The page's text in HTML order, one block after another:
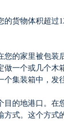
的货物体积超过
您的家里被包装
做一个或几个木
集装箱中，发
目的地港口。在
方式。这个方式